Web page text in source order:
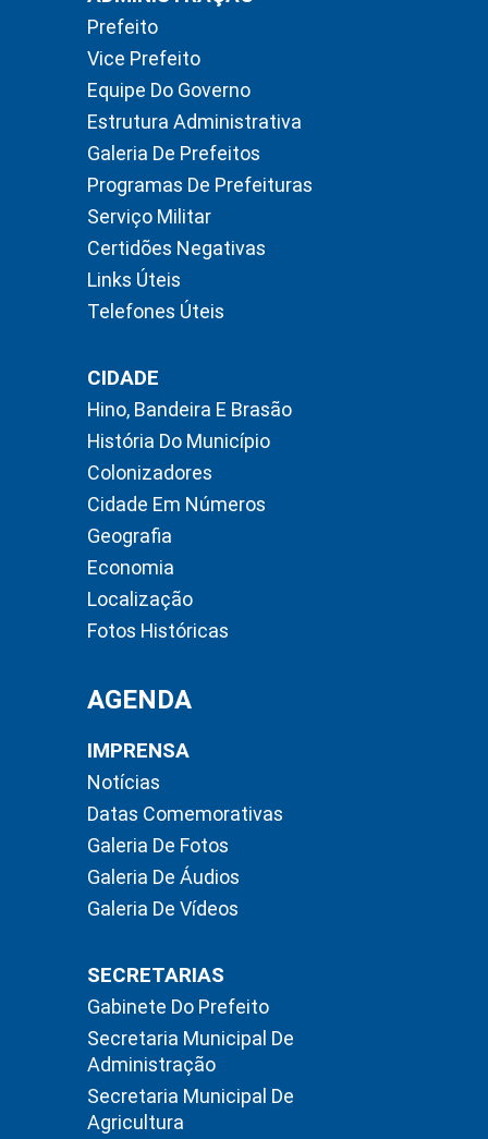
Prefeito
Vice Prefeito
Equipe Do Governo
Estrutura Administrativa
Galeria De Prefeitos
Programas De Prefeituras
Serviço Militar
Certidões Negativas
Links Úteis
Telefones Úteis
CIDADE
Hino, Bandeira E Brasão
História Do Município
Colonizadores
Cidade Em Números
Geografia
Economia
Localização
Fotos Históricas
AGENDA
IMPRENSA
Notícias
Datas Comemorativas
Galeria De Fotos
Galeria De Áudios
Galeria De Vídeos
SECRETARIAS
Gabinete Do Prefeito
Secretaria Municipal De
Administração
Secretaria Municipal De
Agricultura